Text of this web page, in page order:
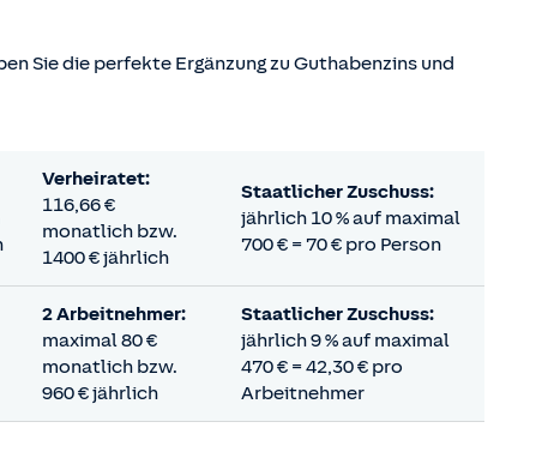
Sie die perfekte Ergänzung zu Guthabenzins und
Verheiratet:
116,66 €
monatlich bzw.
1400 € jährlich
Staatlicher Zuschuss:
jährlich 10 % auf maximal
700 € = 70 € pro Person
2 Arbeitnehmer:
maximal 80 €
monatlich bzw.
960 € jährlich
Staatlicher Zuschuss:
jährlich 9 % auf maximal
470 € = 42,30 € pro
Arbeitnehmer